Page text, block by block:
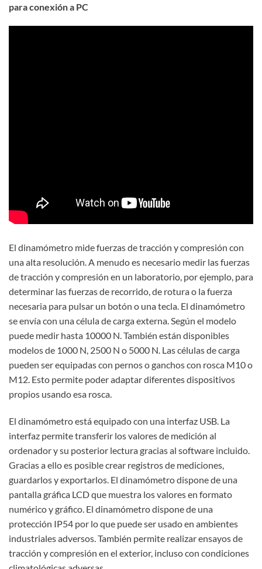
para conexión a PC
El dinamómetro mide fuerzas de tracción y compresión con
una alta resolución. A menudo es necesario medir las fuerzas
de tracción y compresión en un laboratorio, por ejemplo, para
determinar las fuerzas de recorrido, de rotura o la fuerza
necesaria para pulsar un botón o una tecla. El dinamómetro
se envía con una célula de carga externa. Según el modelo
puede medir hasta 10000 N. También están disponibles
modelos de 1000 N, 2500 N o 5000 N. Las células de carga
pueden ser equipadas con pernos o ganchos con rosca M10 o
M12. Esto permite poder adaptar diferentes dispositivos
propios usando esa rosca.
El dinamómetro está equipado con una interfaz USB. La
interfaz permite transferir los valores de medición al
ordenador y su posterior lectura gracias al software incluido.
Gracias a ello es posible crear registros de mediciones,
guardarlos y exportarlos. El dinamómetro dispone de una
pantalla gráfica LCD que muestra los valores en formato
numérico y gráfico. El dinamómetro dispone de una
protección IP54 por lo que puede ser usado en ambientes
industriales adversos. También permite realizar ensayos de
tracción y compresión en el exterior, incluso con condiciones